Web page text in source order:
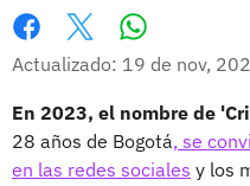
Facebook
X
Actualizado: 19 de nov,
En 2023, el nombre de
28 años de Bogotá, se
en las redes sociales y los